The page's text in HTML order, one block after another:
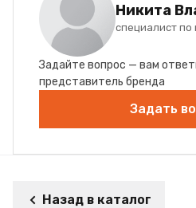
Никита
специалист
Задайте вопрос — вам
представитель бренда
Задать
Назад в каталог